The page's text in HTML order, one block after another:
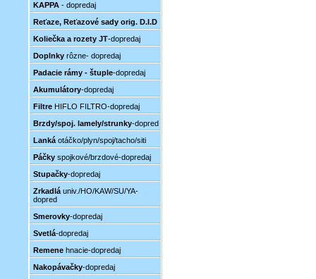
KAPPA - dopredaj
Reťaze, Reťazové sady orig. D.I.D
Koliečka a rozety JT-dopredaj
Doplnky rôzne- dopredaj
Padacie rámy - štuple-dopredaj
Akumulátory-dopredaj
Filtre HIFLO FILTRO-dopredaj
Brzdy/spoj. lamely/strunky-dopred
Lanká otáčko/plyn/spoj/tacho/siti
Páčky spojkové/brzdové-dopredaj
Stupačky-dopredaj
Zrkadlá univ./HO/KAW/SU/YA-
dopred
Smerovky-dopredaj
Svetlá-dopredaj
Remene hnacie-dopredaj
Nakopávačky-dopredaj